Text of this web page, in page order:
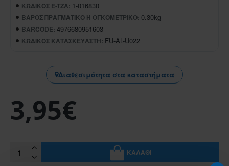
ΚΩΔΙΚΌΣ E-TZA: 1-016830
ΒΆΡΟΣ ΠΡΑΓΜΑΤΙΚΌ Ή ΟΓΚΟΜΕΤΡΙΚΌ: 0.30kg
BARCODE: 4976680951603
ΚΩΔΙΚΌΣ ΚΑΤΑΣΚΕΥΑΣΤΉ: FU-AL-U022
Διαθεσιμότητα στα καταστήματα
3,95€
ΚΑΛΆΘΙ